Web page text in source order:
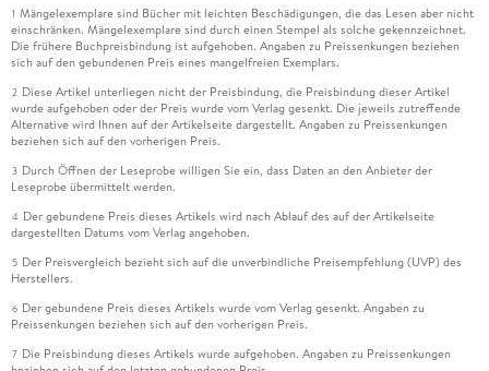
1 Mängelexemplare sind Bücher mit leichten Beschädigungen, die das Lesen aber nicht
einschränken. Mängelexemplare sind durch einen Stempel als solche gekennzeichnet.
Die frühere Buchpreisbindung ist aufgehoben. Angaben zu Preissenkungen beziehen
sich auf den gebundenen Preis eines mangelfreien Exemplars.
2 Diese Artikel unterliegen nicht der Preisbindung, die Preisbindung dieser Artikel
wurde aufgehoben oder der Preis wurde vom Verlag gesenkt. Die jeweils zutreffende
Alternative wird Ihnen auf der Artikelseite dargestellt. Angaben zu Preissenkungen
beziehen sich auf den vorherigen Preis.
3 Durch Öffnen der Leseprobe willigen Sie ein, dass Daten an den Anbieter der
Leseprobe übermittelt werden.
4 Der gebundene Preis dieses Artikels wird nach Ablauf des auf der Artikelseite
dargestellten Datums vom Verlag angehoben.
5 Der Preisvergleich bezieht sich auf die unverbindliche Preisempfehlung (UVP) des
Herstellers.
6 Der gebundene Preis dieses Artikels wurde vom Verlag gesenkt. Angaben zu
Preissenkungen beziehen sich auf den vorherigen Preis.
7 Die Preisbindung dieses Artikels wurde aufgehoben. Angaben zu Preissenkungen